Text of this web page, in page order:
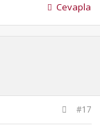
Cevapla
#17